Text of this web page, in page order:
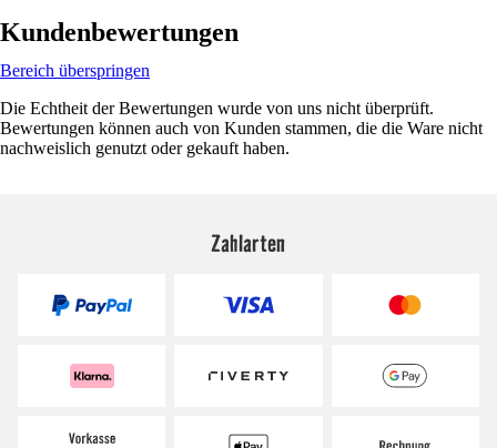
Kundenbewertungen
Bereich überspringen
Die Echtheit der Bewertungen wurde von uns nicht überprüft.
Bewertungen können auch von Kunden stammen, die die Ware nicht
nachweislich genutzt oder gekauft haben.
Zahlarten